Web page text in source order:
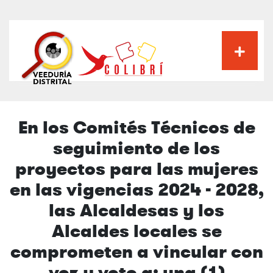
principal
En los Comités Técnicos de
seguimiento de los
proyectos para las mujeres
en las vigencias 2024 - 2028,
las Alcaldesas y los
Alcaldes locales se
comprometen a vincular con